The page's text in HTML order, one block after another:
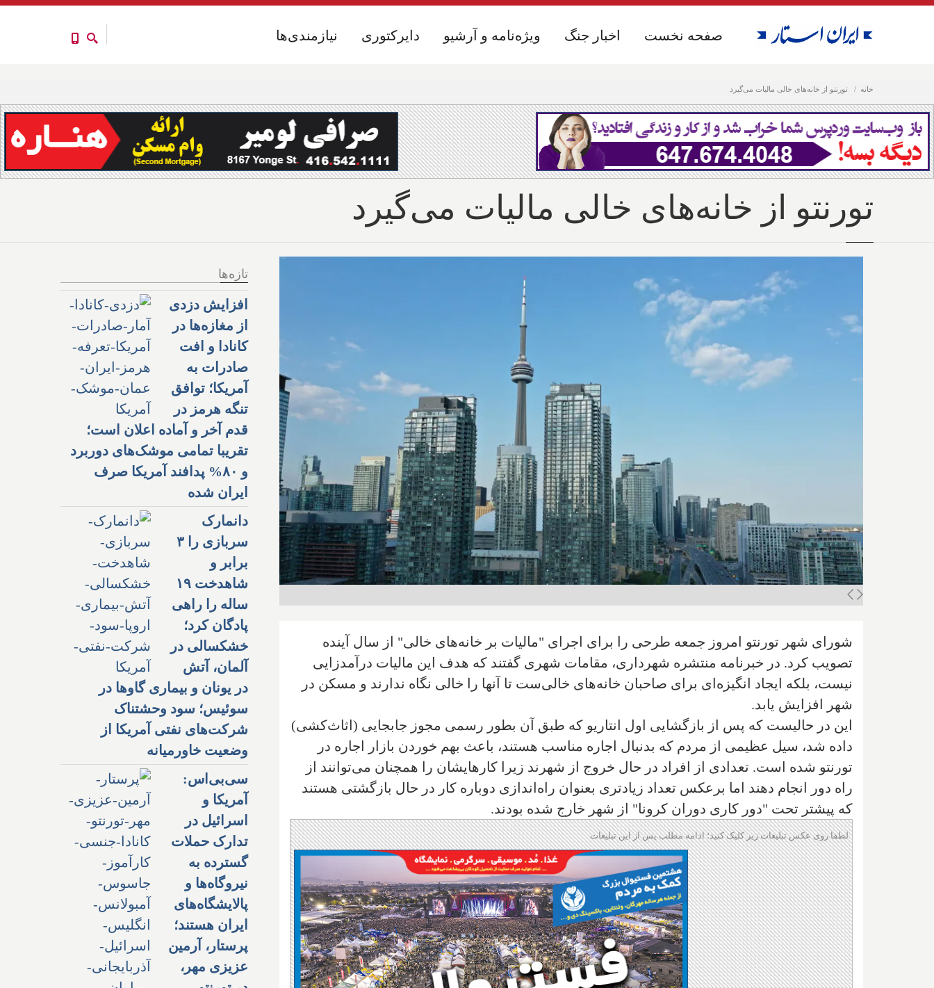
خانه تورنتو از خانه‌های خالی مالیات می‌گیرد
نیازمندی‌ها دایرکتوری ویژه‌نامه و آرشیو اخبار جنگ صفحه نخست نیازمندی‌ها دایرکتوری ویژه‌نامه و آرشیو اخبار جنگ صفحه نخست
تورنتو از خانه‌های خالی مالیات می‌گیرد
شورای شهر تورنتو امروز جمعه طرحی را برای اجرای "مالیات بر خانه‌های خالی" از سال آینده
تصویب کرد. در خبرنامه منتشره شهرداری، مقامات شهری گفتند كه هدف این مالیات درآمدزایی
نیست، بلكه ایجاد انگیزه‌ای برای صاحبان خانه‌های خالی‌ست تا آنها را خالی نگاه ندارند و مسکن در
شهر افزایش یابد.
این در حالیست که پس از بازگشایی اول انتاریو که طبق آن بطور رسمی مجوز جابجایی (اثاث‌کشی)
داده شد، سیل عظیمی از مردم که بدنبال اجاره مناسب هستند، باعث بهم خوردن بازار اجاره در
تورنتو شده است. تعدادی از افراد در حال خروج از شهرند زیرا کارهایشان را همچنان می‌توانند از
راه دور انجام دهند اما برعکس تعداد زیادتری بعنوان راه‌اندازی دوباره کار در حال بازگشتی هستند
که پیشتر تحت "دور کاری دوران کرونا" از شهر خارج شده بودند.
لطفا روی عکس تبلیغات زیر کلیک کنید؛ ادامه مطلب پس از این تبلیغات
تازه‌ها
افزایش دزدی
از مغازه‌ها در
کانادا و افت
صادرات به
آمریکا؛ توافق
تنگه هرمز در
قدم آخر و آماده اعلان است؛
تقریبا تمامی موشک‌های دوربرد
و ۸۰% پدافند آمریکا صرف
ایران شده
دانمارک
سربازی را ۳
برابر و
شاهدخت ۱۹
ساله را راهی
پادگان کرد؛
خشکسالی در
آلمان، آتش
در یونان و بیماری گاوها در
سوئیس؛ سود وحشتناک
شرکت‌های نفتی آمریکا از
وضعیت خاورمیانه
سی‌بی‌اس:
آمریکا و
اسرائیل در
تدارک حملات
گسترده به
نیروگاه‌ها و
پالایشگاه‌های
ایران هستند؛
پرستار، آرمین
عزیزی مهر،